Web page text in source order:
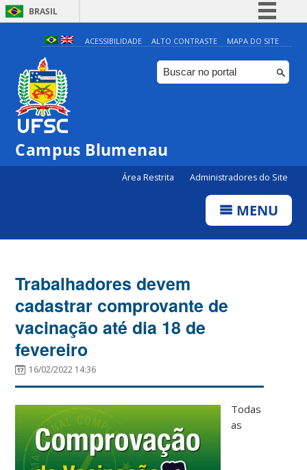
BRASIL
Simplifique!
Comunica BR
Participe
ACESSIBILIDADE ALTO CONTRASTE MAPA DO SITE
Campus Blumenau
Área Restrita Administradores do Site
MENU
Trabalhadores devem
cadastrar comprovante de
vacinação até dia 18 de
fevereiro
16/02/2022 14:36
Todas
as